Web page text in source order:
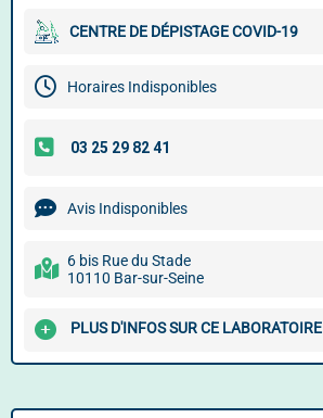
CENTRE DE DÉPISTAGE COVID-19
Horaires Indisponibles
Avis Indisponibles
6 bis Rue du Stade
10110 Bar-sur-Seine
PLUS D'INFOS SUR CE LABORATOIRE